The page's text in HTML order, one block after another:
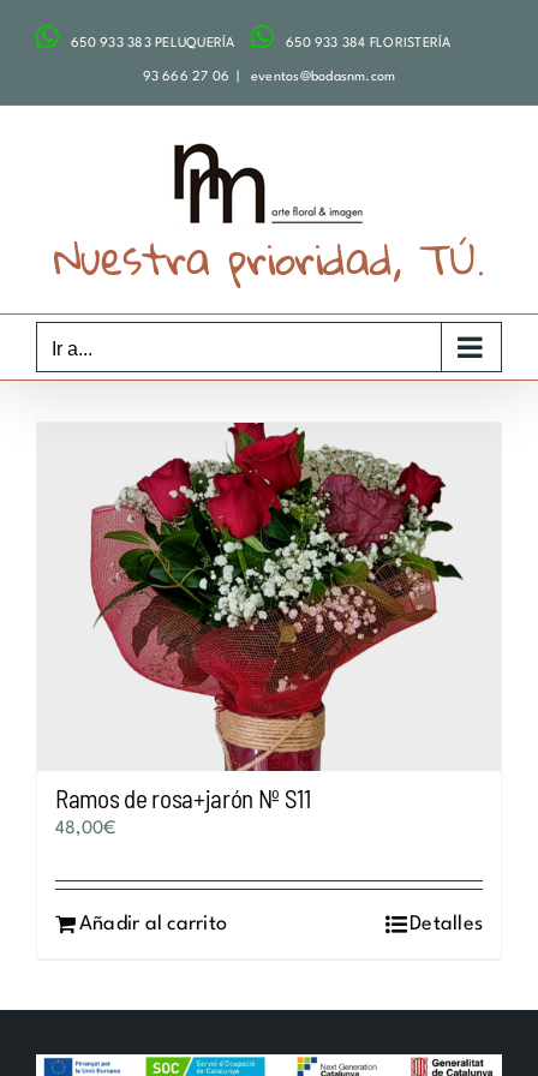
650 933 383 PELUQUERÍA 650 933 384 FLORISTERÍA
93 666 27 06 eventos@bodasnm.com
Nuestra prioridad, TÚ.
Ir a...
Ramos de rosa+jarón Nº S11
48,00€
Añadir al carrito Detalles